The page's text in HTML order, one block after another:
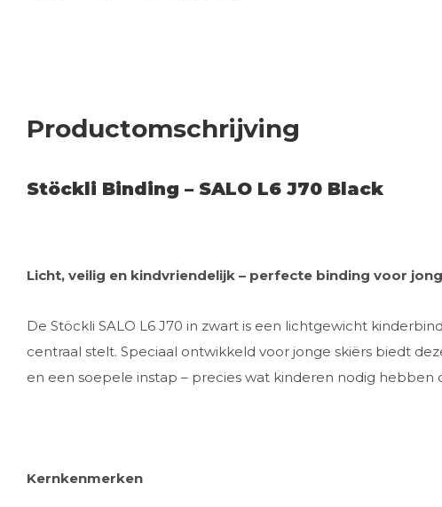
Productomschrijving
Stöckli Binding – SALO L6 J70 Black
Licht, veilig en kindvriendelijk – perfecte binding voor
De Stöckli SALO L6 J70 in zwart is een lichtgewicht
centraal stelt. Speciaal ontwikkeld voor jonge skiërs biedt
en een soepele instap – precies wat kinderen nodig
Kernkenmerken